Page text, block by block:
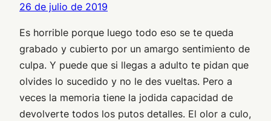
26 de julio de 2019
Es horrible porque luego todo eso se te queda
grabado y cubierto por un amargo sentimiento de
culpa. Y puede que si llegas a adulto te pidan que
olvides lo sucedido y no le des vueltas. Pero a
veces la memoria tiene la jodida capacidad de
devolverte todos los putos detalles. El olor a culo,